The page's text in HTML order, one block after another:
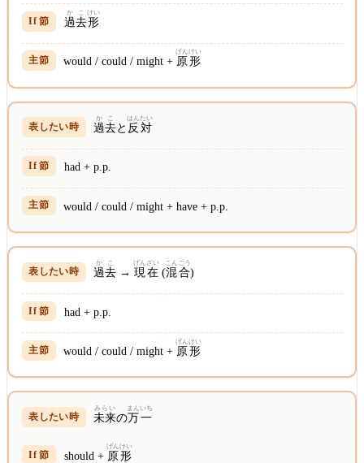
過去
かこ
形
けい
would / could / might + 原形
げんけい
過去
かこ
と 反対
はんたい
had + p.p.
would / could / might + have + p.p.
過去
かこ
→現在
げんざい
(混合
こんごう
)
had + p.p.
would / could / might + 原形
げんけい
未来
みらい
の万一
まんいち
should + 原形
げんけい